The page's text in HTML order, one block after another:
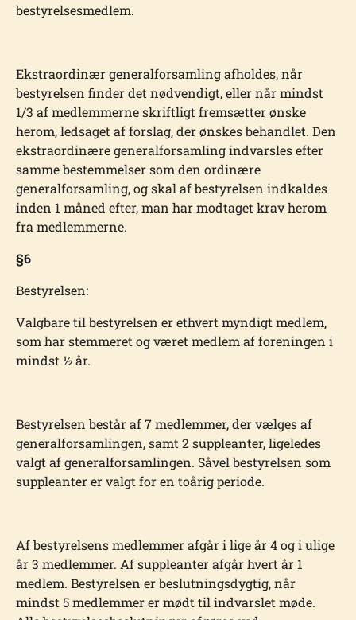
bestyrelsesmedlem.
Ekstraordinær generalforsamling afholdes, når
bestyrelsen finder det nødvendigt, eller når mindst
1/3 af medlemmerne skriftligt fremsætter ønske
herom, ledsaget af forslag, der ønskes behandlet. Den
ekstraordinære generalforsamling indvarsles efter
samme bestemmelser som den ordinære
generalforsamling, og skal af bestyrelsen indkaldes
in­den 1 måned efter, man har modtaget krav herom
fra medlemmerne.
§6
Bestyrelsen:
Valgbare til bestyrelsen er ethvert myndigt medlem,
som har stemmeret og været medlem af foreningen i
mindst ½ år.
Bestyrelsen består af 7 medlemmer, der vælges af
generalforsamlingen, samt 2 supple­anter, ligeledes
valgt af generalforsamlingen. Såvel bestyrelsen som
suppleanter er valgt for en toårig periode.
Af bestyrelsens medlemmer afgår i lige år 4 og i ulige
år 3 medlemmer. Af suppleanter afgår hvert år 1
medlem. Bestyrelsen er beslutningsdygtig, når
mindst 5 medlemmer er mødt til indvarslet møde.